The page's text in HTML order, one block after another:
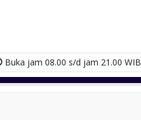
Buka jam 08.00 s/d jam 21.00 WIB